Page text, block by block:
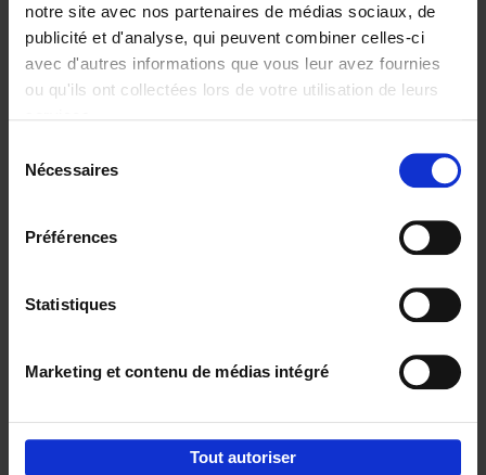
notre site avec nos partenaires de médias sociaux, de
publicité et d'analyse, qui peuvent combiner celles-ci
avec d'autres informations que vous leur avez fournies
ou qu'ils ont collectées lors de votre utilisation de leurs
Nécessaires
Préférences
Statistiques
Marketing et contenu de médias intégré
Tout autoriser
€29,99
Digital marketing like a PRO -
completely revised edition (EN)